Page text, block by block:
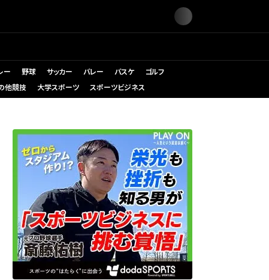
ー 野球 サッカー バレー バスケ
ゴルフ
他競技 大学スポーツ スポーツビジネス